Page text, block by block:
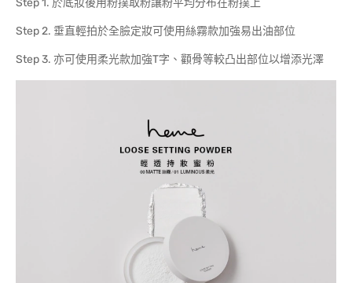
Step 1. 於底妝後用粉撲取粉讓粉平均分布在粉撲上
Step 2. 垂直輕拍於全臉定妝可使用絲霧款加強易出油部位
Step 3. 亦可使用柔光款加強T字、顴骨等較凸出部位以增添光澤